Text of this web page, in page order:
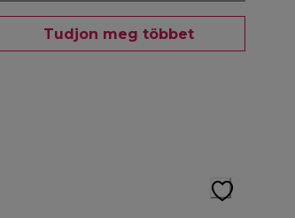
Tudjon meg többet